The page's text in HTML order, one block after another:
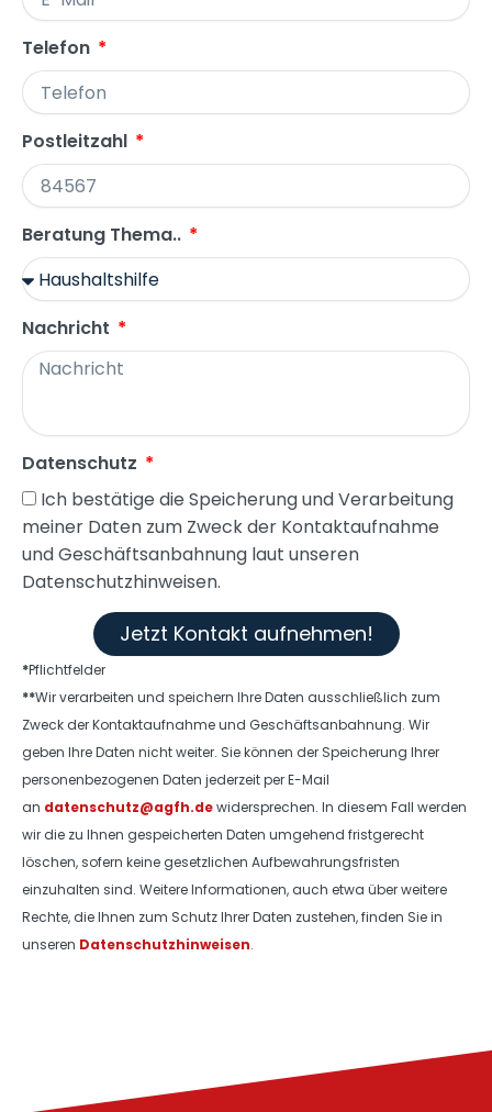
Telefon
Postleitzahl
Beratung Thema..
Nachricht
Datenschutz
Ich bestätige die Speicherung und Verarbeitung
meiner Daten zum Zweck der Kontaktaufnahme
und Geschäftsanbahnung laut unseren
Datenschutzhinweisen.
Jetzt Kontakt aufnehmen!
*Pflichtfelder
**Wir verarbeiten und speichern Ihre Daten ausschließlich zum
Zweck der Kontaktaufnahme und Geschäftsanbahnung. Wir
geben Ihre Daten nicht weiter. Sie können der Speicherung Ihrer
personenbezogenen Daten jederzeit per E-Mail
an datenschutz@agfh.dewidersprechen. In diesem Fall werden
wir die zu Ihnen gespeicherten Daten umgehend fristgerecht
löschen, sofern keine gesetzlichen Aufbewahrungsfristen
einzuhalten sind. Weitere Informationen, auch etwa über weitere
Rechte, die Ihnen zum Schutz Ihrer Daten zustehen, finden Sie in
unseren Datenschutzhinweisen.